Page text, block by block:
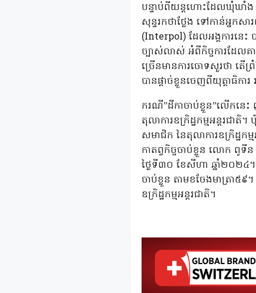
បន្ទាប់ពីយន្តហោះដែលឃុំឃាំ
សុន្ទរកថាថ្លែង ទៅកាន់អ្នកស
(Interpol) ដែលអង្គការនេះ
ច្បាស់លាស់ អំពីកិច្ចការដែលគ
ច្រើនមានការចោទសួរថា តើ
បានផ្តាច់ខ្លួនចេញពីយុត្តាធិកា
ករណី”ដីកាចាប់ខ្លួន”លើកន
តុលាការឧក្រិដ្ឋកម្មអន្តរជ
សមាជិក នៃតុលាការឧក្រិដ្ឋក
កាតព្វកិច្ចចាប់ខ្លួន លោក
ថ្ងៃទី៣០ ខែសីហា ឆ្នាំ២០២៤។
ចាប់ខ្លួន តាមខចែងមាត្រា៥
ឧក្រិដ្ឋកម្មអន្តរជាតិ។